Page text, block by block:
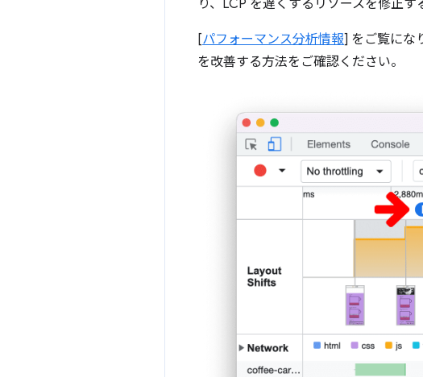
り、LCP を遅くするリソースを修正
[パフォーマンス分析情報] をご覧にな
を改善する方法をご確認ください。